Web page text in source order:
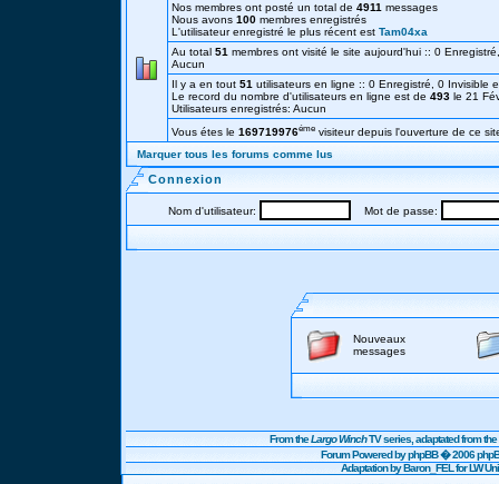
Nos membres ont posté un total de 4911 messages
Nous avons 100 membres enregistrés
L'utilisateur enregistré le plus récent est Tam04xa
Au total 51 membres ont visité le site aujourd'hui :: 0
Aucun
Il y a en tout 51 utilisateurs en ligne :: 0 Enregistré, 0
Le record du nombre d'utilisateurs en ligne est de 493 le 21
Utilisateurs enregistrés: Aucun
Vous étes le 169719976éme visiteur depuis l'ouverture de ce
Marquer tous les forums comme lus
Connexion
Nom d'utilisateur: Mot de passe:
Nouveaux
messages
From theLargo WinchTV series, adaptated from
Forum Powered byphpBB� 2006
Adaptation by Baron_FEL for LW